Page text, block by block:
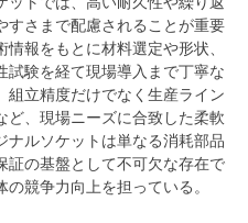
すさまで配慮されることが重要
報をもとに材料選定や形状、
験を経て現場導入まで丁寧な
組立精度だけでなく生産ライン
ど、現場ニーズに合致した柔軟
ナルソケットは単なる消耗部品
証の基盤として不可欠な存在で
競争力向上を担っている。